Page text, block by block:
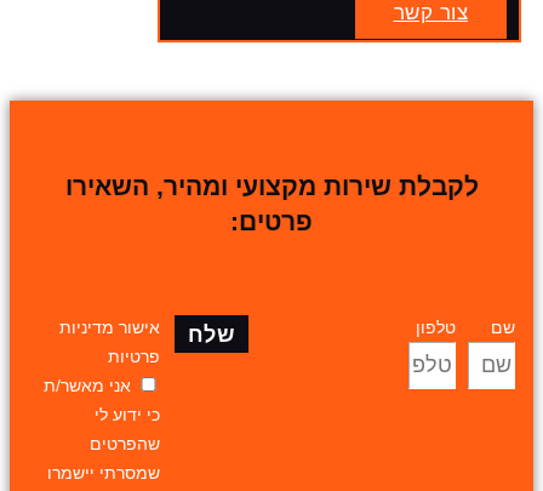
צור קשר
לקבלת שירות מקצועי ומהיר, השאירו
פרטים:
שם טלפון
אישור מדיניות
פרטיות
אני מאשר/ת
כי ידוע לי
שהפרטים
שמסרתי יישמרו
שלח